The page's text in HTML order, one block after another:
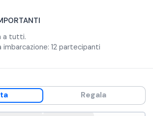
a tutti.
imbarcazione: 12 partecipanti
Regala